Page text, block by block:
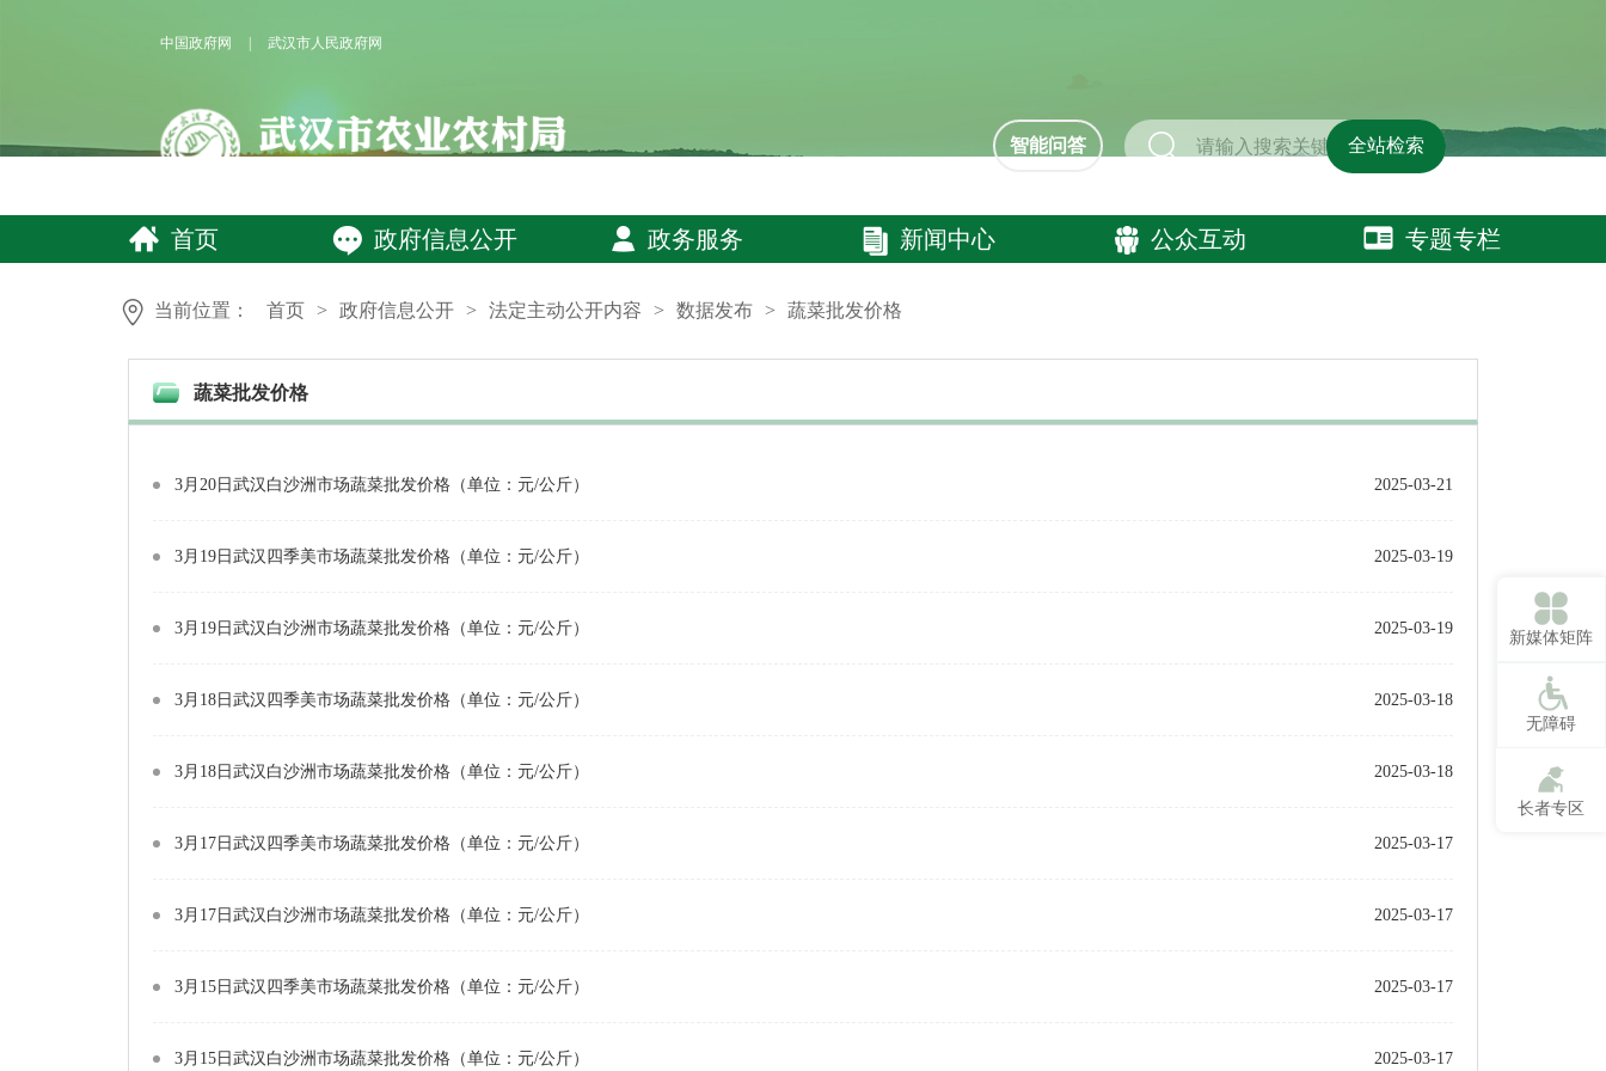
中国政府网 武汉市人民政府网
智能问答 全站检索
首页 政府信息公开 政务服务 新闻中心 公众互动 专题专栏
当前位置： 首页 > 政府信息公开 > 法定主动公开内容 > 数据发布 > 蔬菜批发价格
蔬菜批发价格
3月20日武汉白沙洲市场蔬菜批发价格（单位：元/公斤） 2025-03-21
3月19日武汉四季美市场蔬菜批发价格（单位：元/公斤） 2025-03-19
3月19日武汉白沙洲市场蔬菜批发价格（单位：元/公斤） 2025-03-19
3月18日武汉四季美市场蔬菜批发价格（单位：元/公斤） 2025-03-18
3月18日武汉白沙洲市场蔬菜批发价格（单位：元/公斤） 2025-03-18
3月17日武汉四季美市场蔬菜批发价格（单位：元/公斤） 2025-03-17
3月17日武汉白沙洲市场蔬菜批发价格（单位：元/公斤） 2025-03-17
3月15日武汉四季美市场蔬菜批发价格（单位：元/公斤） 2025-03-17
3月15日武汉白沙洲市场蔬菜批发价格（单位：元/公斤） 2025-03-17
新媒体矩阵
无障碍
长者专区